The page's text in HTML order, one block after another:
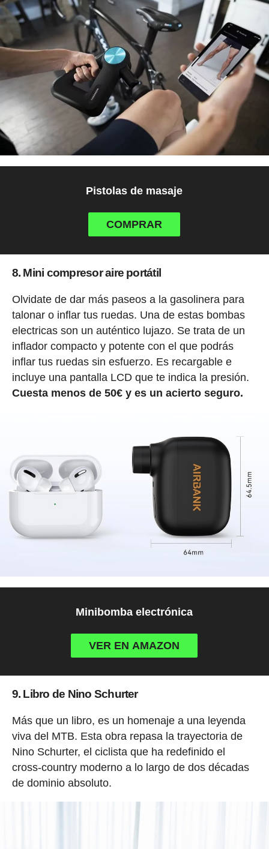
Pistolas de masaje
COMPRAR
8. Mini compresor aire portátil
Olvidate de dar más paseos a la gasolinera para
talonar o inflar tus ruedas. Una de estas bombas
electricas son un auténtico lujazo. Se trata de un
inflador compacto y potente con el que podrás
inflar tus ruedas sin esfuerzo. Es recargable e
incluye una pantalla LCD que te indica la presión.
Cuesta menos de 50€ y es un acierto seguro.
Minibomba electrónica
VER EN AMAZON
9. Libro de Nino Schurter
Más que un libro, es un homenaje a una leyenda
viva del MTB. Esta obra repasa la trayectoria de
Nino Schurter, el ciclista que ha redefinido el
cross-country moderno a lo largo de dos décadas
de dominio absoluto.